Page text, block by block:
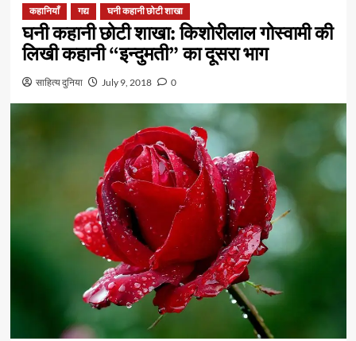
कहानियाँ गद्य घनी कहानी छोटी शाखा
घनी कहानी छोटी शाखा: किशोरीलाल गोस्वामी की
लिखी कहानी “इन्दुमती” का दूसरा भाग
साहित्य दुनिया July 9, 2018 0